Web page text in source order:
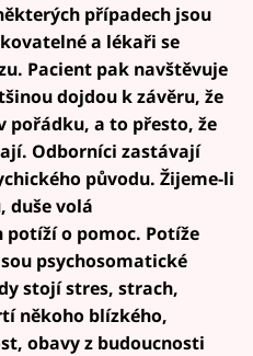
případech jsou
a lékaři se
Pacient pak navštěvuje
dojdou k závěru, že
pořádku, a to přesto, že
Odborníci zastávají
původu. Žijeme-li
duše volá
o pomoc. Potíže
psychosomatické
stojí stres, strach,
někoho blízkého,
obavy z budoucnosti